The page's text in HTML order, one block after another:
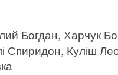
Богдан, Харчук
Спиридон, Куліш